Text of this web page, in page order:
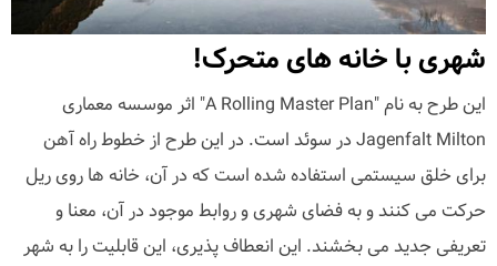
شهری با خانه های متحرک!
این طرح به نام "A Rolling Master Plan" اثر موسسه معماری
Jagenfalt Milton در سوئد است. در این طرح از خطوط راه آهن
برای خلق سیستمی استفاده شده است که در آن، خانه ها روی ریل
حرکت می کنند و به فضای شهری و روابط موجود در آن، معنا و
تعریفی جدید می بخشند. این انعطاف پذیری، این قابلیت را به شهر